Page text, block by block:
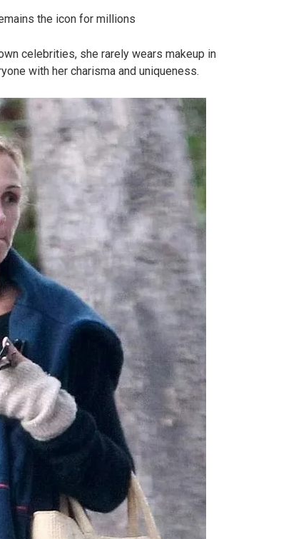
the icon for millions
celebrities, she rarely wears makeup in
with her charisma and uniqueness.